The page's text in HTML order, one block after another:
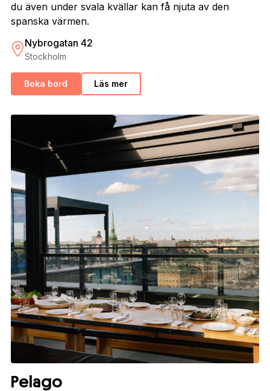
du även under svala kvällar kan få njuta av den
spanska värmen.
Nybrogatan 42
Stockholm
Boka bord Läs mer
Pelago